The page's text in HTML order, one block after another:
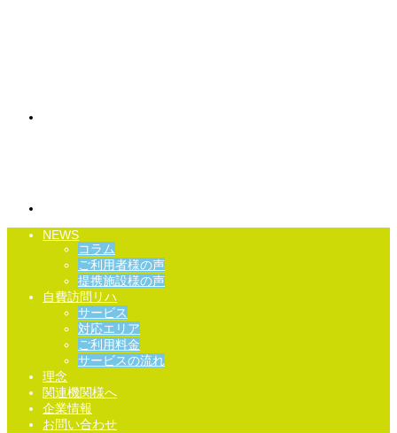
NEWS
コラム
ご利用者様の声
提携施設様の声
自費訪問リハ
サービス
対応エリア
ご利用料金
サービスの流れ
理念
関連機関様へ
企業情報
お問い合わせ